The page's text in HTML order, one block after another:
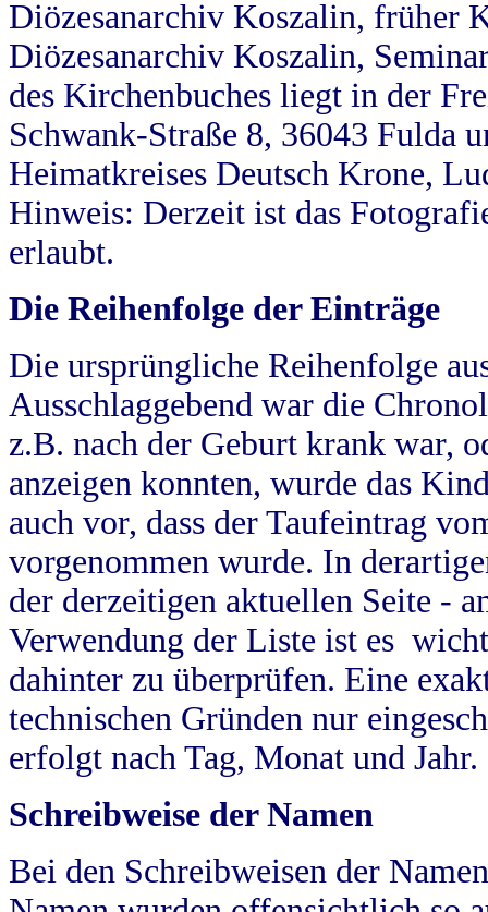
Diözesanarchiv Koszalin, früher
Diözesanarchiv Koszalin,
des Kirchenbuches liegt in der
Schwank-Straße 8, 36043 Fulda
Heimatkreises Deutsch Krone,
Hinweis: Derzeit ist das
erlaubt.
Die Reihenfolge der Einträge
Die ursprüngliche Reihenfolge
Ausschlaggebend war die
z.B. nach der Geburt krank war,
anzeigen konnten, wurde das
auch vor, dass der Taufeintrag
vorgenommen wurde. In
der derzeitigen aktuellen Seite -
Verwendung der Liste ist es
dahinter zu überprüfen. Eine
technischen Gründen nur
erfolgt nach Tag, Monat und Jahr.
Schreibweise der Namen
Bei den Schreibweisen der